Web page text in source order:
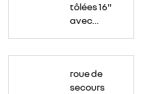
tôlées 16"
avec
roue de
secours